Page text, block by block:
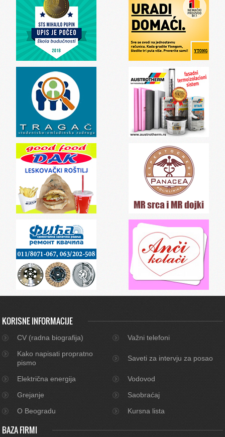
KORISNE INFORMACIJE
CV (radna biografija)
Važni telefoni
Kako napisati propratno
pismo
Saveti za intervju za posao
Električna energija
Vodovod
Grejanje
Saobraćaj
O Beogradu
Kursna lista
BAZA FIRMI